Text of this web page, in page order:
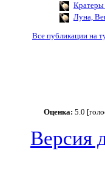
Кратеры
Луна,
Все публикации на
Оценка: 5.0
Версия